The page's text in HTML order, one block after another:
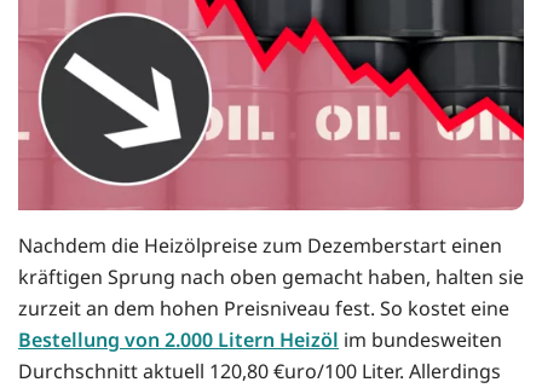
Nachdem die Heizölpreise zum Dezemberstart einen
kräftigen Sprung nach oben gemacht haben, halten sie
zurzeit an dem hohen Preisniveau fest. So kostet eine
Bestellung von 2.000 Litern Heizöl im bundesweiten
Durchschnitt aktuell 120,80 €uro/100 Liter. Allerdings